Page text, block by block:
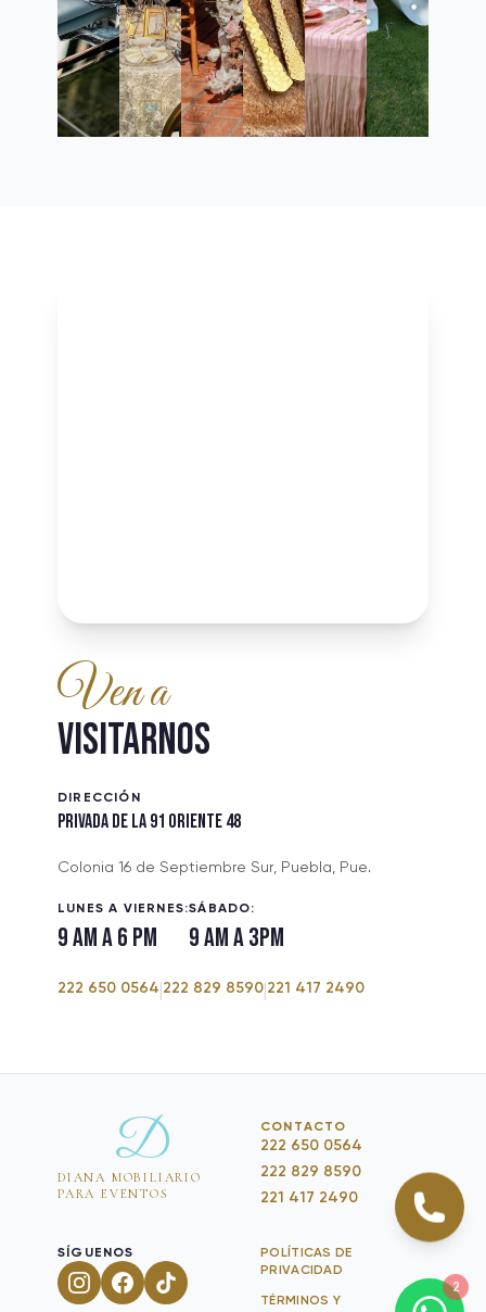
Ven a
VISITARNOS
DIRECCIÓN
PRIVADA DE LA 91 ORIENTE 48
Colonia 16 de Septiembre Sur, Puebla, Pue.
LUNES A VIERNES:
9 am a 6 pm
SÁBADO:
9 am a 3pm
222 650 0564|222 829 8590|221 417 2490
D
DIANA MOBILIARIO
PARA EVENTOS
CONTACTO
222 650 0564
222 829 8590
221 417 2490
SÍGUENOS
POLÍTICAS DE
PRIVACIDAD
TÉRMINOS Y
2